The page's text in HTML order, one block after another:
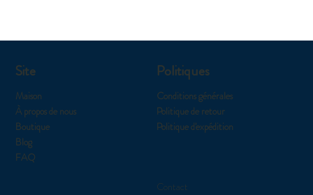
Contact
Politiques
Conditions générales
Politique de retour
Politique d'expédition
Site
Maison
À propos de nous
Boutique
Blog
FAQ